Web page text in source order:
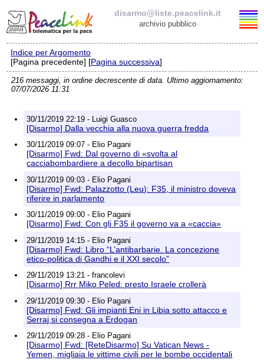
disarmo@liste.peacelink.it
archivio pubblico
Elenco delle liste
disarmo@liste.peacelink.it
Informativa sulla privacy
Richieste di rimozione
Indice per Argomento
[Pagina precedente] [Pagina successiva]
216 messaggi, in ordine decrescente di data. Ultimo aggiornamento:
07/07/2026 11:31
30/11/2019 22:19 - Luigi Guasco
[Disarmo] Dalla vecchia alla nuova guerra fredda
30/11/2019 09:07 - Elio Pagani
[Disarmo] Fwd: Dal governo di «svolta al
cacciabombardiere a decollo bipartisan
30/11/2019 09:03 - Elio Pagani
[Disarmo] Fwd: Palazzotto (Leu): F35, il ministro doveva
riferire in parlamento
30/11/2019 09:00 - Elio Pagani
[Disarmo] Fwd: Con gli F35 il governo va a «caccia»
29/11/2019 14:15 - Elio Pagani
[Disarmo] Fwd: Libro “L’antibarbarie. La concezione
etico-politica di Gandhi e il XXI secolo”
29/11/2019 13:21 - francolevi
[Disarmo] Rrr Miko Peled: presto Israele crollerà
29/11/2019 09:30 - Elio Pagani
[Disarmo] Fwd: Gli impianti Eni in Libia sotto attacco e
Serraj si consegna a Erdogan
29/11/2019 09:28 - Elio Pagani
[Disarmo] Fwd: [ReteDisarmo] Su Vatican News -
Yemen, migliaia le vittime civili per le bombe occidentali